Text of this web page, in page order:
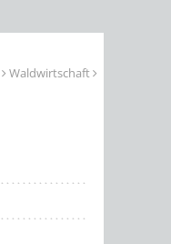
Waldwirtschaft